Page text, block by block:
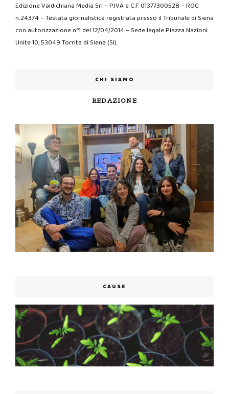
Edizione Valdichiana Media Srl – P.IVA e C.F. 01377300528 – ROC
n.24374 – Testata giornalistica registrata presso il Tribunale di Siena
con autorizzazione n°1 del 12/04/2014 – Sede legale Piazza Nazioni
Unite 10, 53049 Torrita di Siena (SI)
CHI SIAMO
REDAZIONE
CAUSE